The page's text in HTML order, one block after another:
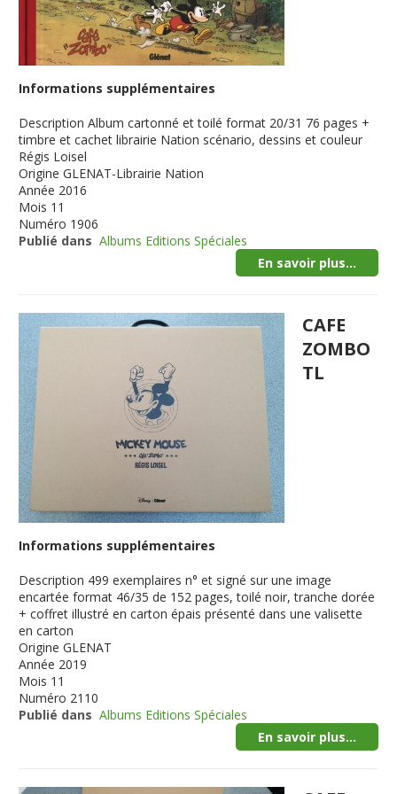
Informations supplémentaires
Description Album cartonné et toilé format 20/31 76 pages +
timbre et cachet librairie Nation scénario, dessins et couleur
Régis Loisel
Origine GLENAT-Librairie Nation
Année 2016
Mois 11
Numéro 1906
Publié dans Albums Editions Spéciales
En savoir plus...
CAFE
ZOMBO
TL
Informations supplémentaires
Description 499 exemplaires n° et signé sur une image
encartée format 46/35 de 152 pages, toilé noir, tranche dorée
+ coffret illustré en carton épais présenté dans une valisette
en carton
Origine GLENAT
Année 2019
Mois 11
Numéro 2110
Publié dans Albums Editions Spéciales
En savoir plus...